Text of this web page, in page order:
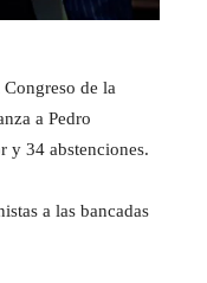
de la
a Pedro
y 34 abstenciones.
a las bancadas